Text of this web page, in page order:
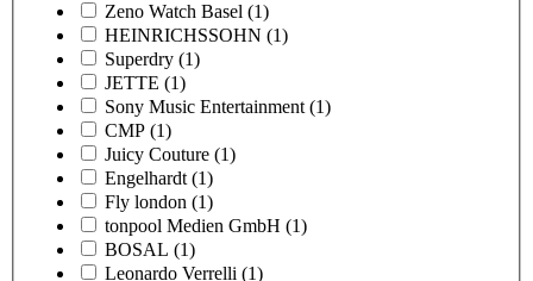
Zeno Watch Basel (1)
HEINRICHSSOHN (1)
Superdry (1)
JETTE (1)
Sony Music Entertainment (1)
CMP (1)
Juicy Couture (1)
Engelhardt (1)
Fly london (1)
tonpool Medien GmbH (1)
BOSAL (1)
Leonardo Verrelli (1)